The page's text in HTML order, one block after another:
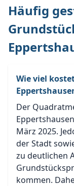
Häufig
Wie viel
Der
März 2025.
der Stadt
zu deutlichen
kommen.